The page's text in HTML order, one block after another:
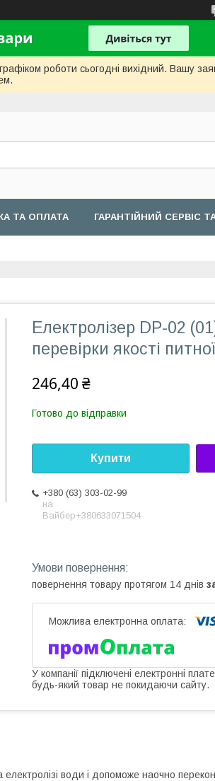
роботи сьогодні вихідний. Вашу
ТА ОПЛАТА ГАРАНТІЙНИЙ СЕРВІС
Електролізер DP-02
перевірки якості
246,40 ₴
Готово до відправки
Купити
+380 (63) 303-02-99
на
Вайбер+380633071504
повернення товару протягом 14 днів
У компанії підключені електронні
будь-який товар не покидаючи сайту.
води і допоможе наочно